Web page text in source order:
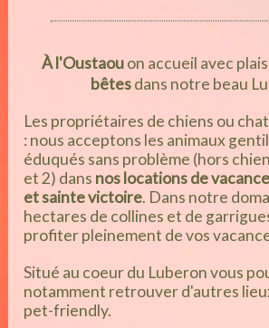
À l'Oustaouon accueil avec
bêtesdans notre beau
Les propriétaires de chiens ou
: nous acceptons les animaux
éduqués sans problème (hors
et 2) dans nos locations de
et sainte victoire. Dans notre
hectares de collines et de
profiter pleinement de vos
Situé au coeur du Luberon vous
notamment retrouver d'autres
pet-friendly.